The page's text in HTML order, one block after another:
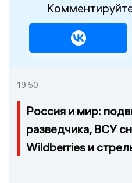
19:50
Россия и мир:
разведчика, ВСУ
Wildberries и